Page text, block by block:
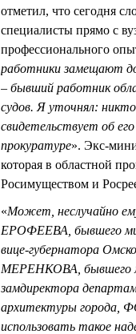
отметил, что сегодня
специалисты прямо с
профессионального
работники замещают
– бывший работник
судов. Я уточнял:
свидетельствует об
прокуратуре». Экс-
которая в областной
Росимуществом и
«Может, неслучайно
ЕРОФЕЕВА, бывшего
вице-губернатора
МЕРЕНКОВА, бывшего
замдиректора
архитектуры города,
использовать такое